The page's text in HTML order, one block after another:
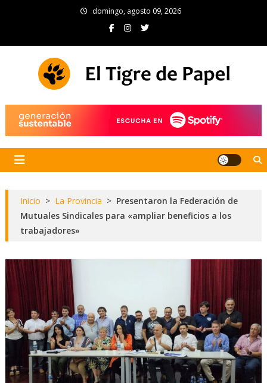
domingo, agosto 09, 2026
Inicio > La Provincia > Presentaron la Federación de
Mutuales Sindicales para «ampliar beneficios a los
trabajadores»